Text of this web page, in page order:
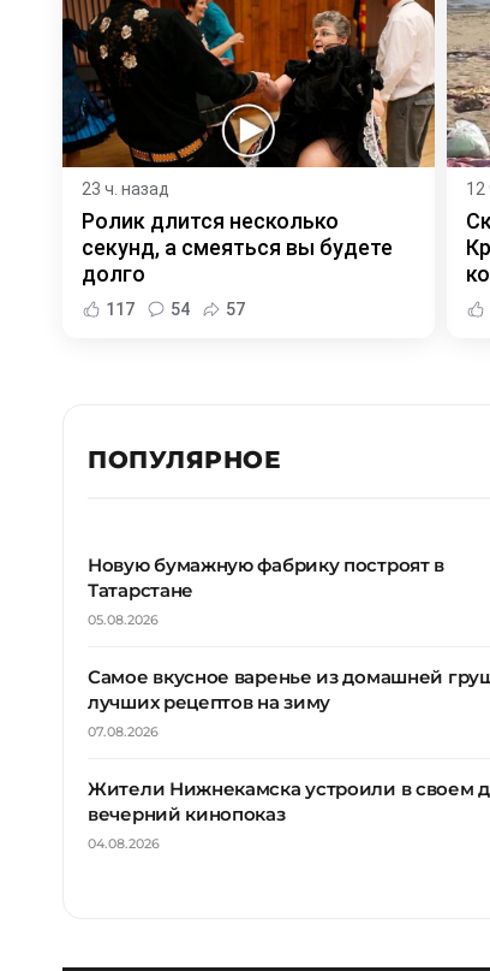
23 ч. назад
Ролик длится несколько
секунд, а смеяться вы будете
долго
117 54 57
12
ПОПУЛЯРНОЕ
Новую бумажную фабрику построят в
Татарстане
05.08.2026
Самое вкусное варенье из домашней
лучших рецептов на зиму
07.08.2026
Жители Нижнекамска устроили в своем
вечерний кинопоказ
04.08.2026